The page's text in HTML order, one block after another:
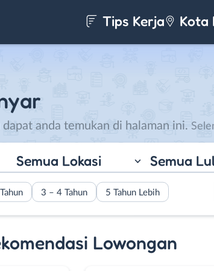
Tips Kerja Kota
anda temukan di halaman ini.
Kabupaten
berkembang
destinasi karir
Surakarta dan
Semua Lokasi Semua
3 – 4 Tahun 5 Tahun Lebih
Lowongan